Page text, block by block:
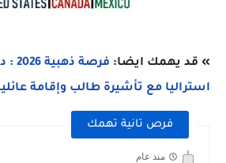
» قد يهمك ايضا:
استراليا مع تأشيرة طالب وإقامة
فرص تانية تهمك
منذ عام